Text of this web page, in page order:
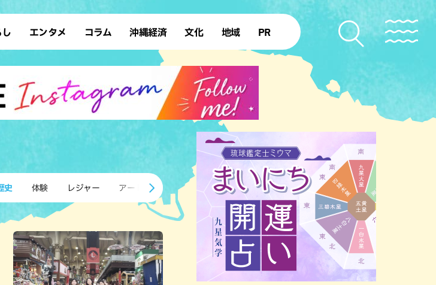
そば
ェ
本料理
スニック
串料理
・バー
ーツ
ー
ドライブ
ソロ活
公園
し
ピ SDGs
ョン ローカルニュース
移住 沖縄旧暦行事
エンタメ
スポーツ 占い
タレント・芸人 テレビ
コラム 沖縄経済 文化
復帰50年
地域
本島北部
本島南部 先島諸島
北部離島
PR
史 体験 レジャー アート ショッピング ホテル サウナ 公園 沖縄の海